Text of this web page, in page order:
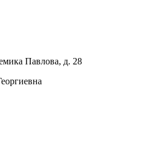
Павлова, д. 28